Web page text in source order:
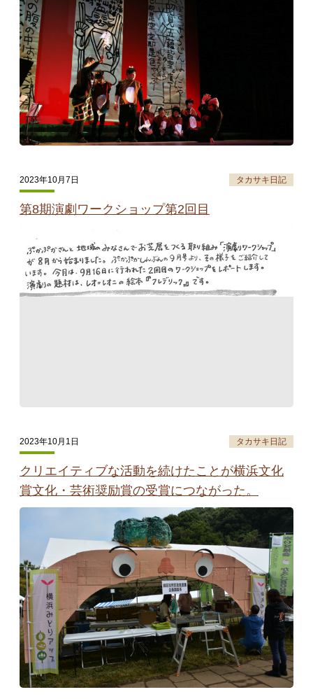
2023年10月7日 タカサキ日記
第8期演劇ワークショップ第2回目
2023年10月1日 タカサキ日記
クリエイティブな活動を続けたことが横浜文化
賞文化・芸術奨励賞の受賞につながった。